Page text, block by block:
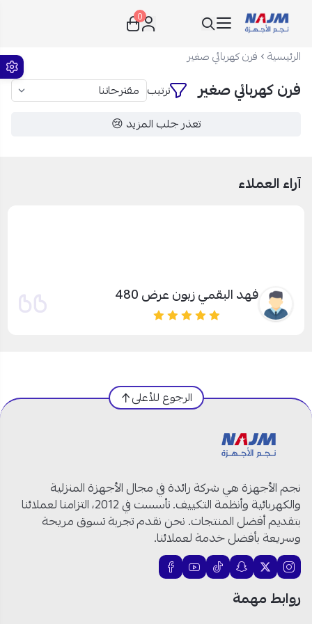
نجم الأجهزة
0
الرئيسية فرن كهربائي صغير
فرن كهربائي صغير
ترتيب
تعذر جلب المزيد 😢
آراء العملاء
فهد البقمي زبون عرض 480
الرجوع للأعلى
نجم الأجهزة هي شركة رائدة في مجال الأجهزة المنزلية
والكهربائية وأنظمة التكييف. تأسست في 2012، التزامنا لعملائنا
بتقديم أفضل المنتجات. نحن نقدم تجربة تسوق مريحة
وسريعة بأفضل خدمة لعملائنا.
روابط مهمة